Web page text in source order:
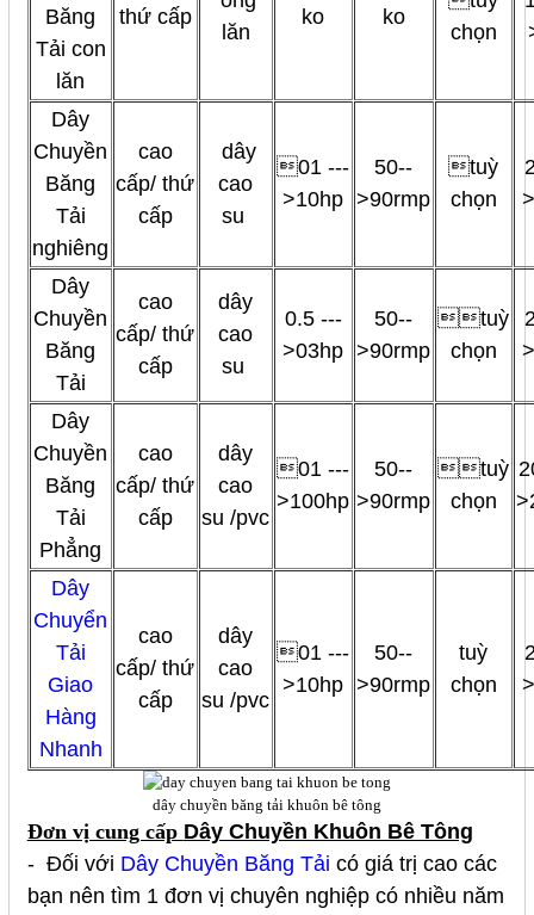
Băng
Tải con
lăn
thứ cấp
lăn
ko ko
chọn
Dây
Chuyền
Băng
Tải
nghiêng
cao
cấp/ thứ
cấp
dây
cao
su
01 ---
>10hp
50--
>90rmp
tuỳ
chọn
Dây
Chuyền
Băng
Tải
cao
cấp/ thứ
cấp
dây
cao
su
0.5 ---
>03hp
50--
>90rmp
tuỳ
chọn
Dây
Chuyền
Băng
Tải
Phẳng
cao
cấp/ thứ
cấp
dây
cao
su /pvc
01 ---
>100hp
50--
>90rmp
tuỳ
chọn
Dây
Chuyển
Tải
Giao
Hàng
Nhanh
cao
cấp/ thứ
cấp
dây
cao
su /pvc
01 ---
>10hp
50--
>90rmp
tuỳ
chọn
dây chuyền băng tải khuôn bê tông
Đơn vị cung cấp Dây Chuyền Khuôn Bê Tông
- Đối với Dây Chuyền Băng Tải có giá trị cao các
bạn nên tìm 1 đơn vị chuyên nghiệp có nhiều năm